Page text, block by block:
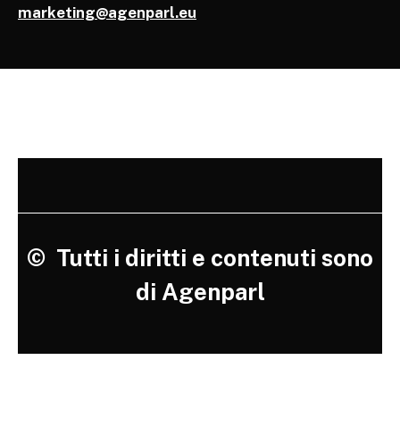
marketing@agenparl.eu
© Tutti i diritti e contenuti sono
di Agenparl